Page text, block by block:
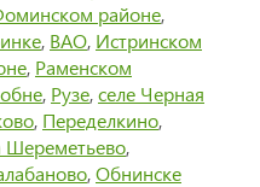
районе,
, ВАО, Истринском
, Раменском
, Рузе,селе Черная
, Переделкино,
Шереметьево,
,Обнинске